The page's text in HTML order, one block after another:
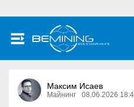
Максим Исаев
Майнинг 08.06.2026